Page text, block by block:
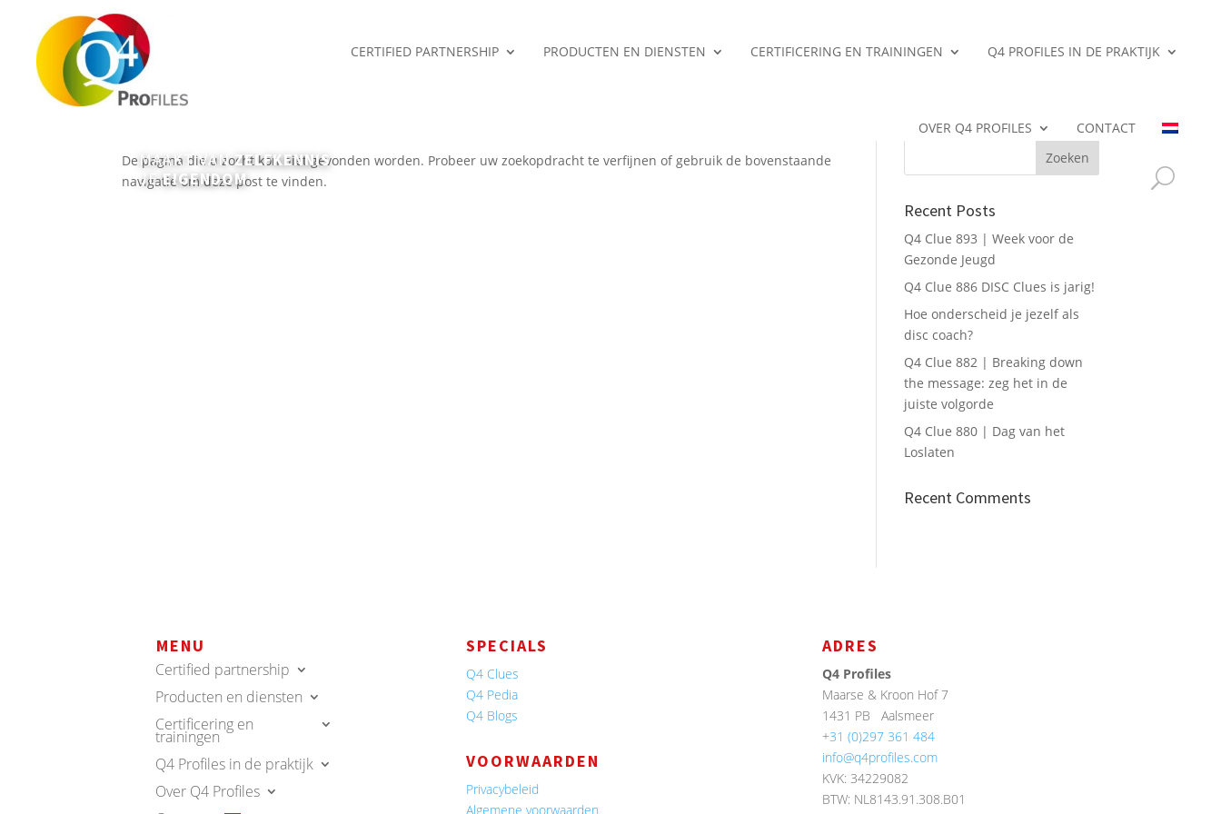
CERTIFIED PARTNERSHIP PRODUCTEN EN DIENSTEN CERTIFICERING EN TRAININGEN Q4 PROFILES IN DE PRAKTIJK
OVER Q4 PROFILES CONTACT
MAAKT VANZELFKENNIS
JEEIGENDOM
De pagina die u zocht kon niet gevonden worden. Probeer uw zoekopdracht te verfijnen of gebruik de bovenstaande
navigatie om deze post te vinden.
Search
Recent Posts
Q4 Clue 893 | Week voor de
Gezonde Jeugd
Q4 Clue 886 DISC Clues is jarig!
Hoe onderscheid je jezelf als
disc coach?
Q4 Clue 882 | Breaking down
the message: zeg het in de
juiste volgorde
Q4 Clue 880 | Dag van het
Loslaten
Recent Comments
MENU
Certified partnership
Producten en diensten
Certificering en
trainingen
Q4 Profiles in de praktijk
Over Q4 Profiles
SPECIALS
Q4 Clues
Q4 Pedia
Q4 Blogs
VOORWAARDEN
Privacybeleid
Algemene voorwaarden
ADRES
Q4 Profiles
Maarse & Kroon Hof 7
1431 PB
Aalsmeer
+31 (0)297 361 484
info@q4profiles.com
KVK: 34229082
BTW: NL8143.91.308.B01